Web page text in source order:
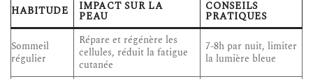
HABITUDE IMPACT SUR LA
PEAU
CONSEILS
PRATIQUES
Sommeil
régulier
Répare et régénère les
cellules, réduit la fatigue
cutanée
7-8h par nuit, limiter
la lumière bleue